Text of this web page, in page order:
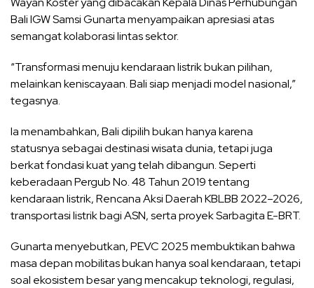
Bali IGW Samsi Gunarta menyampaikan apresiasi atas
semangat kolaborasi lintas sektor.
“Transformasi menuju kendaraan listrik bukan pilihan,
melainkan keniscayaan. Bali siap menjadi model nasional,”
tegasnya.
Ia menambahkan, Bali dipilih bukan hanya karena
statusnya sebagai destinasi wisata dunia, tetapi juga
berkat fondasi kuat yang telah dibangun. Seperti
keberadaan Pergub No. 48 Tahun 2019 tentang
kendaraan listrik, Rencana Aksi Daerah KBLBB 2022–2026,
transportasi listrik bagi ASN, serta proyek Sarbagita E-BRT.
Gunarta menyebutkan, PEVC 2025 membuktikan bahwa
masa depan mobilitas bukan hanya soal kendaraan, tetapi
soal ekosistem besar yang mencakup teknologi, regulasi,